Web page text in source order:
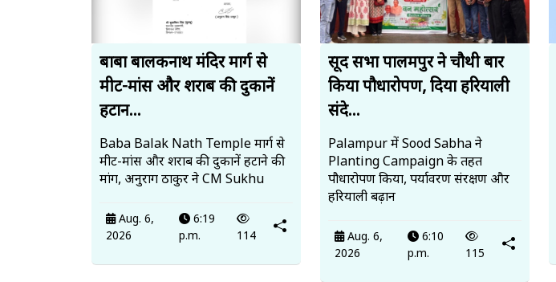
बाबा बालकनाथ मंदिर मार्ग से
मीट-मांस और शराब की दुकानें
हटान...
Baba Balak Nath Temple मार्ग से
मीट-मांस और शराब की दुकानें हटाने की
मांग, अनुराग ठाकुर ने CM Sukhu
Aug. 6,
2026
6:19
p.m.
114
सूद सभा पालमपुर ने चौथी बार
किया पौधारोपण, दिया हरियाली
संदे...
Palampur में Sood Sabha ने
Planting Campaign के तहत
पौधारोपण किया, पर्यावरण संरक्षण और
हरियाली बढ़ान
Aug. 6,
2026
6:10
p.m.
115